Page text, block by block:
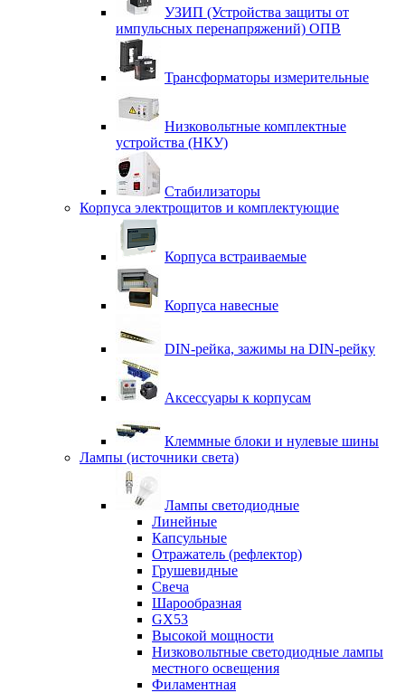
УЗИП (Устройства защиты от
импульсных перенапряжений) ОПВ
Трансформаторы измерительные
Низковольтные комплектные
устройства (НКУ)
Стабилизаторы
Корпуса электрощитов и комплектующие
Корпуса встраиваемые
Корпуса навесные
DIN-рейка, зажимы на DIN-рейку
Аксессуары к корпусам
Клеммные блоки и нулевые шины
Лампы (источники света)
Лампы светодиодные
Линейные
Капсульные
Отражатель (рефлектор)
Грушевидные
Свеча
Шарообразная
GX53
Высокой мощности
Низковольтные светодиодные лампы
местного освещения
Филаментная